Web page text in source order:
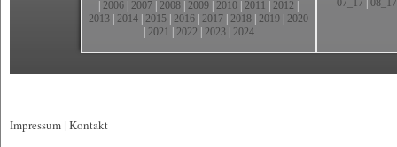
2006 2007 2008 2009 2010 2011 2012
2013 2014 2015 2016 2017 2018 2019 2020
2021 2022 2023| 2024
07_17 08_17
Impressum Kontakt